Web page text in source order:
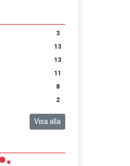
3
13
13
11
8
2
Visa alla